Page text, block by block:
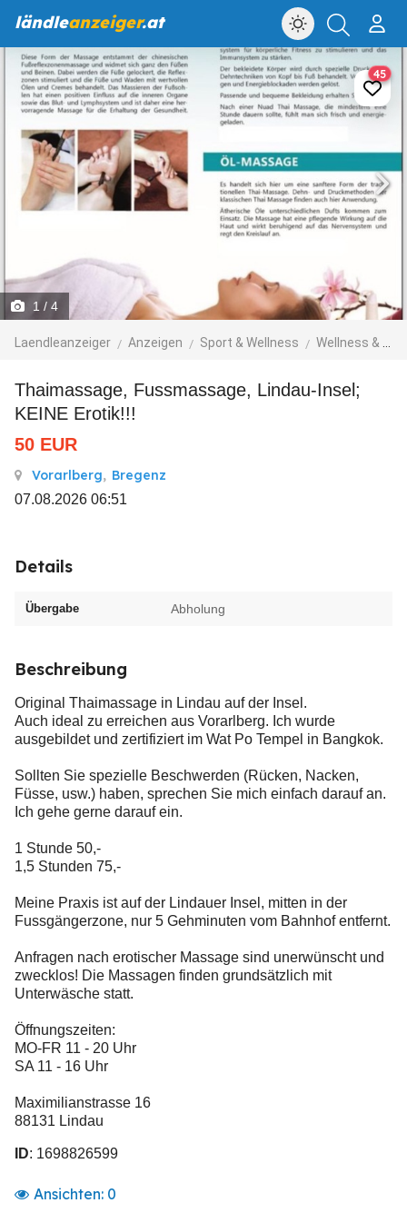
ländleanzeiger.at
1 / 4
Laendleanzeiger Anzeigen Sport & Wellness Wellness & Gesundheit
45
Thaimassage, Fussmassage, Lindau-Insel;
KEINE Erotik!!!
50 EUR
Vorarlberg, Bregenz
07.08.2026 06:51
Details
Übergabe Abholung
Beschreibung
Original Thaimassage in Lindau auf der Insel.
Auch ideal zu erreichen aus Vorarlberg. Ich wurde
ausgebildet und zertifiziert im Wat Po Tempel in Bangkok.
Sollten Sie spezielle Beschwerden (Rücken, Nacken,
Füsse, usw.) haben, sprechen Sie mich einfach darauf an.
Ich gehe gerne darauf ein.
1 Stunde 50,-
1,5 Stunden 75,-
Meine Praxis ist auf der Lindauer Insel, mitten in der
Fussgängerzone, nur 5 Gehminuten vom Bahnhof entfernt.
Anfragen nach erotischer Massage sind unerwünscht und
zwecklos! Die Massagen finden grundsätzlich mit
Unterwäsche statt.
Öffnungszeiten:
MO-FR 11 - 20 Uhr
SA 11 - 16 Uhr
Maximilianstrasse 16
88131 Lindau
ID: 1698826599
Ansichten: 0